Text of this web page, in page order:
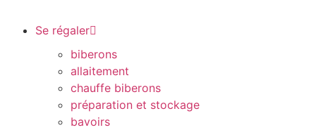
Se régaler
biberons
allaitement
chauffe biberons
préparation et stockage
bavoirs